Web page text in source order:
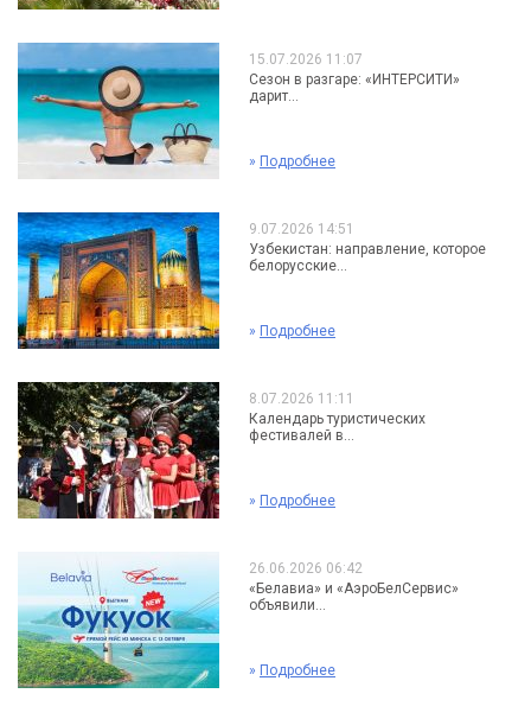
15.07.2026 11:07
Сезон в разгаре: «ИНТЕРСИТИ»
дарит...
» Подробнее
9.07.2026 14:51
Узбекистан: направление, которое
белорусские...
» Подробнее
8.07.2026 11:11
Календарь туристических
фестивалей в...
» Подробнее
26.06.2026 06:42
«Белавиа» и «АэроБелСервис»
объявили...
» Подробнее